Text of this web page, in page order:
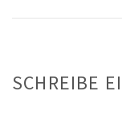
SCHREIBE